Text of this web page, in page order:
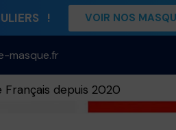
! VOIR NOS
masque.fr
Français depuis 2020